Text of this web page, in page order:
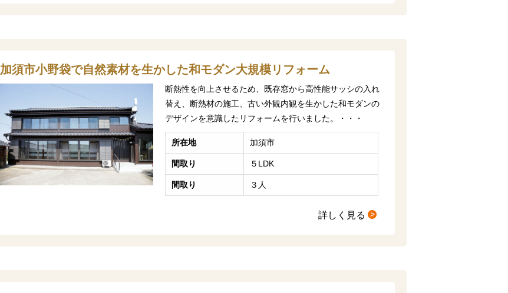
加須市小野袋で自然素材を生かした和モダン大規模リフォーム
断熱性を向上させるため、既存窓から高性能サッシの入れ
替え、断熱材の施工、古い外観内観を生かした和モダンの
デザインを意識したリフォームを行いました。・・・
所在地 加須市
間取り ５LDK
間取り ３人
詳しく見る